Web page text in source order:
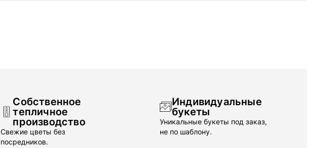
Собственное
тепличное
производство
Свежие цветы без
посредников.
Индивидуальные
букеты
Уникальные букеты под заказ,
не по шаблону.